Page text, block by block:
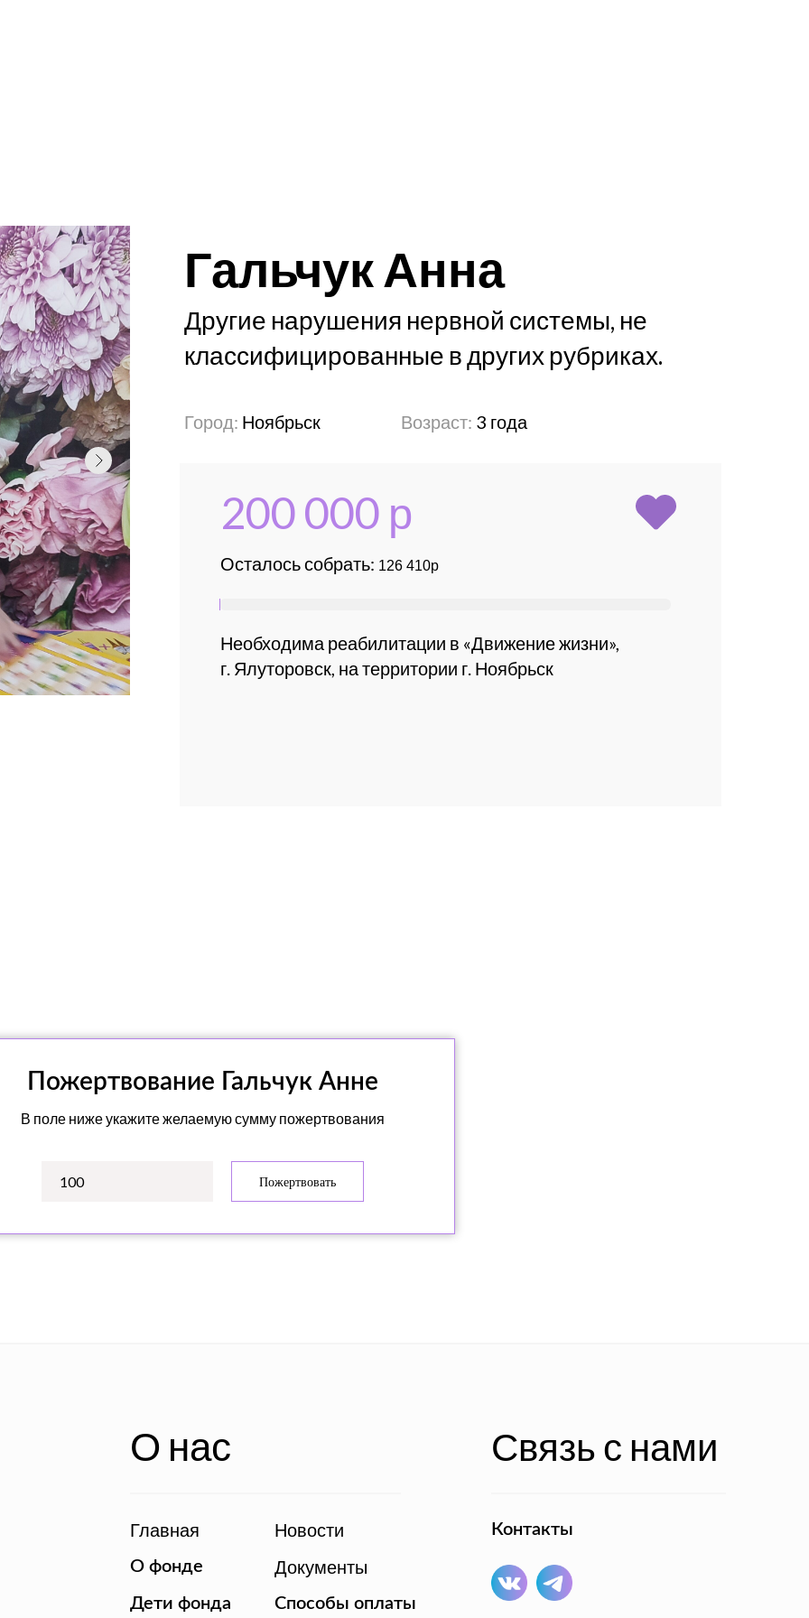
Гальчук Анна
Город: Ноябрьск
Другие нарушения нервной системы, не
классифицированные в других рубриках.
Возраст: 3 года
Необходима реабилитации в «Движение жизни»,
г. Ялуторовск, на территории г. Ноябрьск
Осталось собрать:
200 000 р
Пожертвование Гальчук Анне
В поле ниже укажите желаемую сумму пожертвования
Пожертвовать
Главная
О фонде Документы
Дети фонда
Новости Контакты
О нас Связь с нами
Способы оплаты